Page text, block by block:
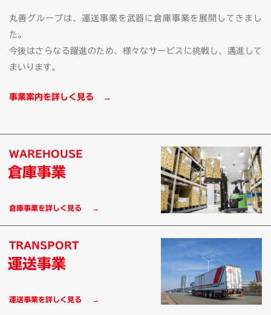
丸善グループは、運送事業を武器に倉庫事業を展開してきまし
た。
今後はさらなる躍進のため、様々なサービスに挑戦し、邁進して
まいります。
事業案内を詳しく見る
WAREHOUSE
倉庫事業
倉庫事業を詳しく見る
TRANSPORT
運送事業
運送事業を詳しく見る